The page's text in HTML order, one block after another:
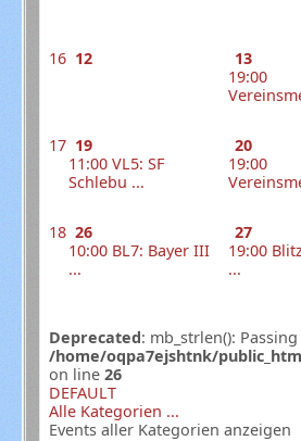
16 12
13
19:00
17 19
11:00 VL5: SF
Schlebu ...
20
19:00
18 26
10:00 BL7: Bayer III
...
27
19:00
...
Deprecated: mb_strlen():
/home/oqpa7ejshtnk/
on line26
DEFAULT
Alle Kategorien ...
Events aller Kategorien anzeigen